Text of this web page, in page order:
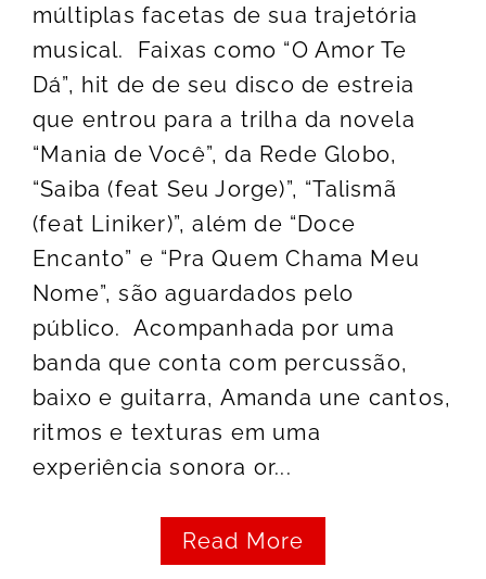
múltiplas facetas de sua trajetória
musical. Faixas como “O Amor Te
Dá”, hit de de seu disco de estreia
que entrou para a trilha da novela
“Mania de Você”, da Rede Globo,
“Saiba (feat Seu Jorge)”, “Talismã
(feat Liniker)”, além de “Doce
Encanto” e “Pra Quem Chama Meu
Nome”, são aguardados pelo
público. Acompanhada por uma
banda que conta com percussão,
baixo e guitarra, Amanda une cantos,
ritmos e texturas em uma
experiência sonora or...
Read More